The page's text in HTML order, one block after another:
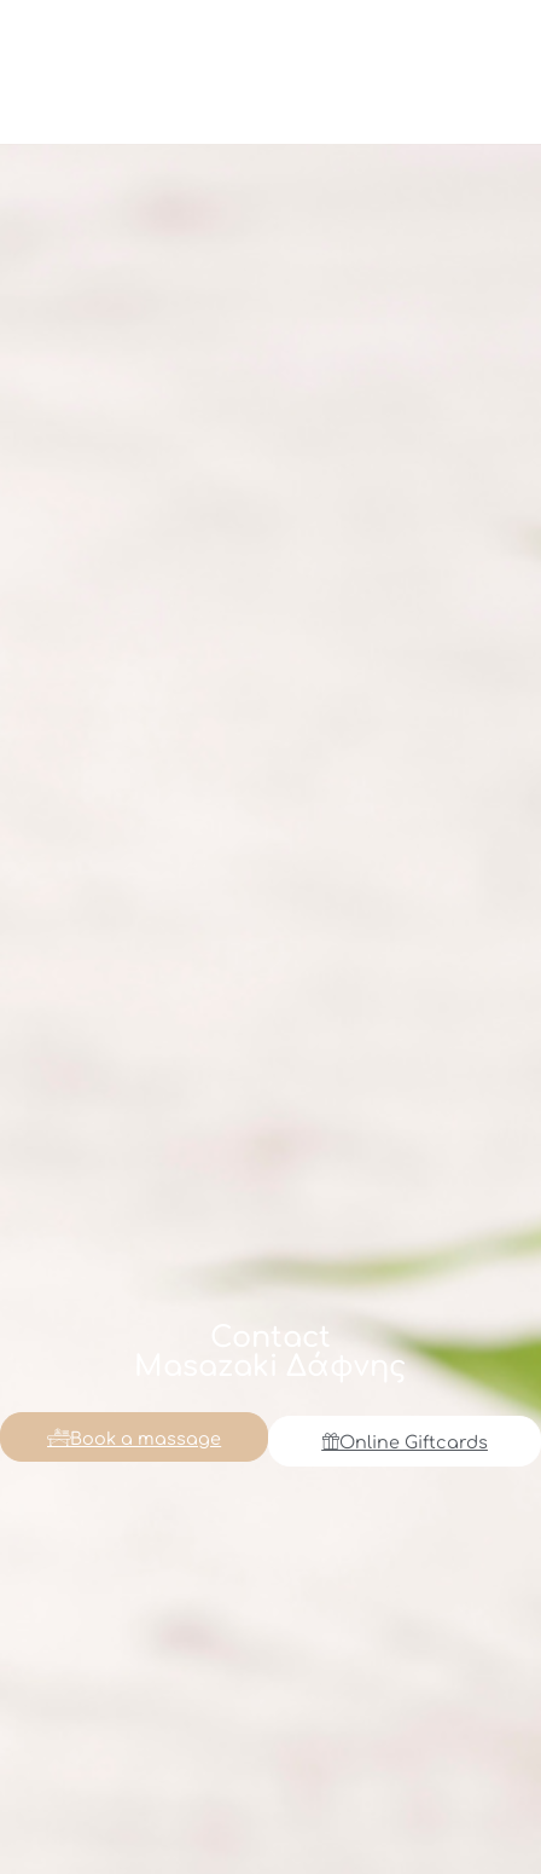
Contact
Masazaki Δάφνης
Book a massage Online Giftcards